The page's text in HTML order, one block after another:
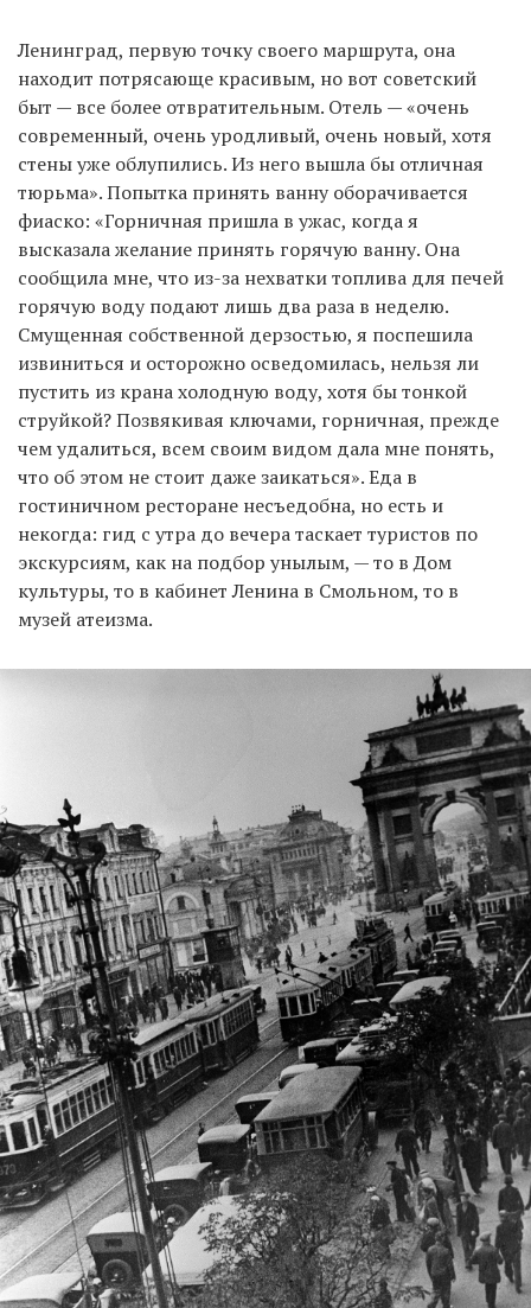
Ленинград, первую точку своего маршрута, она
находит потрясающе красивым, но вот советский
быт — все более отвратительным. Отель — «очень
современный, очень уродливый, очень новый, хотя
стены уже облупились. Из него вышла бы отличная
тюрьма». Попытка принять ванну оборачивается
фиаско: «Горничная пришла в ужас, когда я
высказала желание принять горячую ванну. Она
сообщила мне, что из-за нехватки топлива для печей
горячую воду подают лишь два раза в неделю.
Смущенная собственной дерзостью, я поспешила
извиниться и осторожно осведомилась, нельзя ли
пустить из крана холодную воду, хотя бы тонкой
струйкой? Позвякивая ключами, горничная, прежде
чем удалиться, всем своим видом дала мне понять,
что об этом не стоит даже заикаться». Еда в
гостиничном ресторане несъедобна, но есть и
некогда: гид с утра до вечера таскает туристов по
экскурсиям, как на подбор унылым, — то в Дом
культуры, то в кабинет Ленина в Смольном, то в
музей атеизма.